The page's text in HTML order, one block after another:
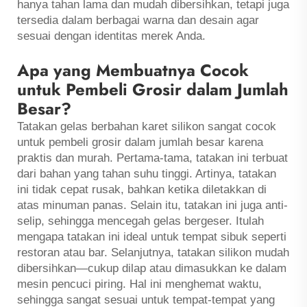
hanya tahan lama dan mudah dibersihkan, tetapi juga
tersedia dalam berbagai warna dan desain agar
sesuai dengan identitas merek Anda.
Apa yang Membuatnya Cocok
untuk Pembeli Grosir dalam Jumlah
Besar?
Tatakan gelas berbahan karet silikon sangat cocok
untuk pembeli grosir dalam jumlah besar karena
praktis dan murah. Pertama-tama, tatakan ini terbuat
dari bahan yang tahan suhu tinggi. Artinya, tatakan
ini tidak cepat rusak, bahkan ketika diletakkan di
atas minuman panas. Selain itu, tatakan ini juga anti-
selip, sehingga mencegah gelas bergeser. Itulah
mengapa tatakan ini ideal untuk tempat sibuk seperti
restoran atau bar. Selanjutnya, tatakan silikon mudah
dibersihkan—cukup dilap atau dimasukkan ke dalam
mesin pencuci piring. Hal ini menghemat waktu,
sehingga sangat sesuai untuk tempat-tempat yang